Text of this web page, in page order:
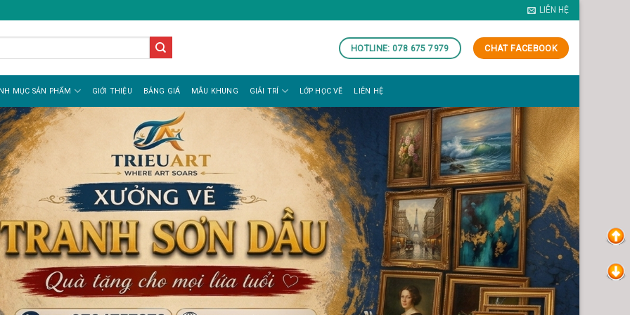
LIÊN HỆ
HOTLINE: 078 675 7979 CHAT FACEBOOK
MỤC SẢN PHẨM GIỚI THIỆU BẢNG GIÁ MẪU KHUNG GIẢI TRÍ LỚP HỌC VẼ LIÊN HỆ